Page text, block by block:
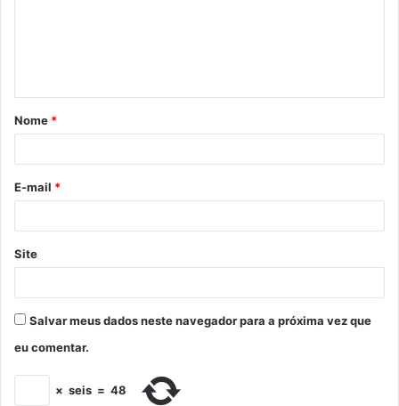
Nome *
E-mail *
Site
Salvar meus dados neste navegador para a próxima vez que
eu comentar.
× seis = 48